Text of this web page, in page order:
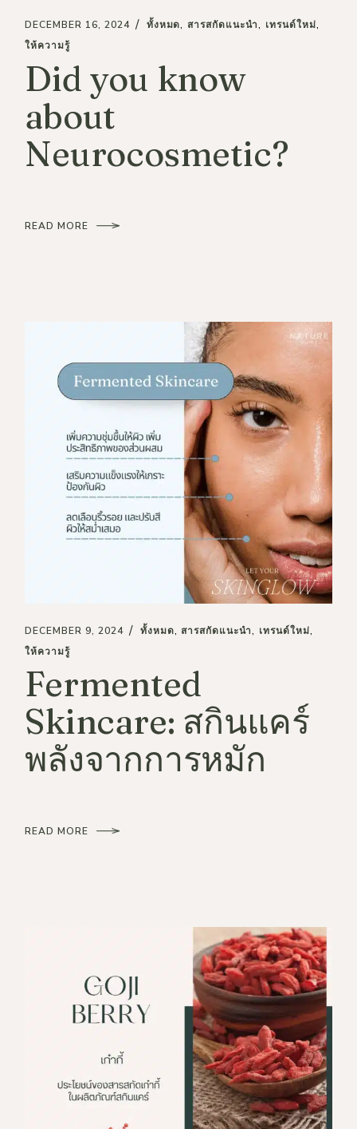
DECEMBER 16, 2024 ทั้งหมด สารสกัดแนะนำ
เทรนด์ใหม่
ให้ความรู้
Did you know
about
Neurocosmetic?
READ MORE
DECEMBER 9, 2024 ทั้งหมด สารสกัดแนะนำ
เทรนด์ใหม่
ให้ความรู้
Fermented
Skincare: สกินแคร์
พลังจากการหมัก
READ MORE